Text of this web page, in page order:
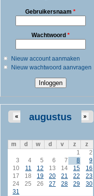
Gebruikersnaam*
Wachtwoord *
Nieuw account aanmaken
Nieuw wachtwoord aanvragen
augustus
« »
m d w d v z
z
1
2
3
4 5 6 7 8
9
10
11 12 13 14 15
16
17
18 19 20 21 22
23
24
25 26 27 28 29
30
31